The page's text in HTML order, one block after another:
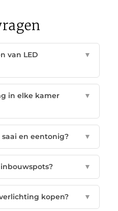
van LED
▼
in elke kamer
▼
saai en eentonig? ▼
▼
kopen? ▼